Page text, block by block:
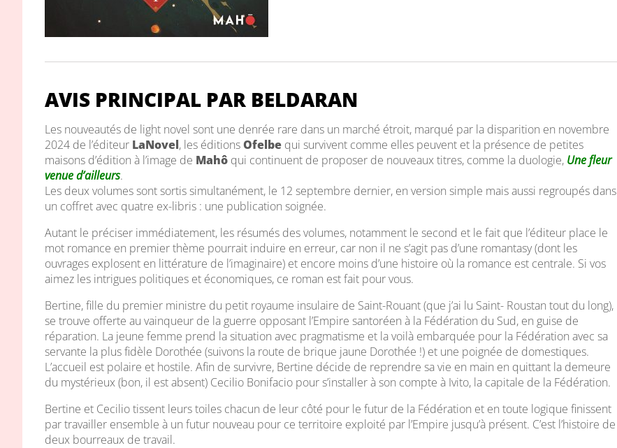
AVIS PRINCIPAL PAR BELDARAN
Les nouveautés de light novel sont une denrée rare dans un marché étroit, marqué par la disparition en novembre
2024 de l’éditeur LaNovel, les éditionsOfelbe qui survivent comme elles peuvent et la présence de petites
maisons d’édition à l’image de Mahô qui continuent de proposer de nouveaux titres, comme la duologie, Une fleur
venue d’ailleurs.
Les deux volumes sont sortis simultanément, le 12 septembre dernier, en version simple mais aussi regroupés dans
un coffret avec quatre ex-libris : une publication soignée.
Autant le préciser immédiatement, les résumés des volumes, notamment le second et le fait que l’éditeur place le
mot romance en premier thème pourrait induire en erreur, car non il ne s’agit pas d’une romantasy (dont les
ouvrages explosent en littérature de l’imaginaire) et encore moins d’une histoire où la romance est centrale. Si vos
aimez les intrigues politiques et économiques, ce roman est fait pour vous.
Bertine, fille du premier ministre du petit royaume insulaire de Saint-Rouant (que j’ai lu Saint- Roustan tout du long),
se trouve offerte au vainqueur de la guerre opposant l’Empire santoréen à la Fédération du Sud, en guise de
réparation. La jeune femme prend la situation avec pragmatisme et la voilà embarquée pour la Fédération avec sa
servante la plus fidèle Dorothée (suivons la route de brique jaune Dorothée !) et une poignée de domestiques.
L’accueil est polaire et hostile. Afin de survivre, Bertine décide de reprendre sa vie en main en quittant la demeure
du mystérieux (bon, il est absent) Cecilio Bonifacio pour s’installer à son compte à Ivito, la capitale de la Fédération.
Bertine et Cecilio tissent leurs toiles chacun de leur côté pour le futur de la Fédération et en toute logique finissent
par travailler ensemble à un futur nouveau pour ce territoire exploité par l’Empire jusqu’à présent. C’est l’histoire de
deux bourreaux de travail.